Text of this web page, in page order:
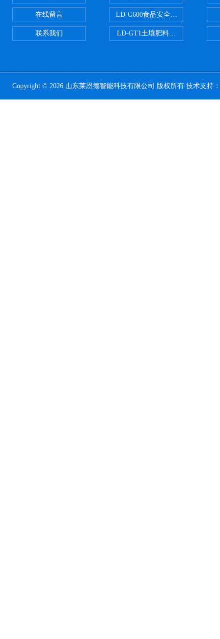
在线留言
联系我们
LD-G600食品安全检测仪
LD-GT1土壤肥料养分检测仪
Copyright © 2026 山东莱恩德智能科技有限公司 版权所有 技术支持：